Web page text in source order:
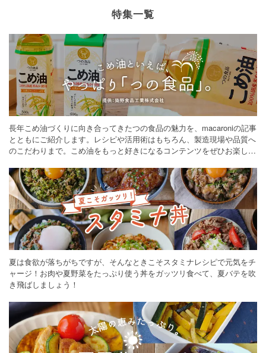
特集一覧
長年こめ油づくりに向き合ってきたつの食品の魅力を、macaroniの記事
とともにご紹介します。レシピや活用術はもちろん、製造現場や品質へ
のこだわりまで。こめ油をもっと好きになるコンテンツをぜひお楽しみ
夏は食欲が落ちがちですが、そんなときこそスタミナレシピで元気をチ
ャージ！お肉や夏野菜をたっぷり使う丼をガッツリ食べて、夏バテを吹
き飛ばしましょう！